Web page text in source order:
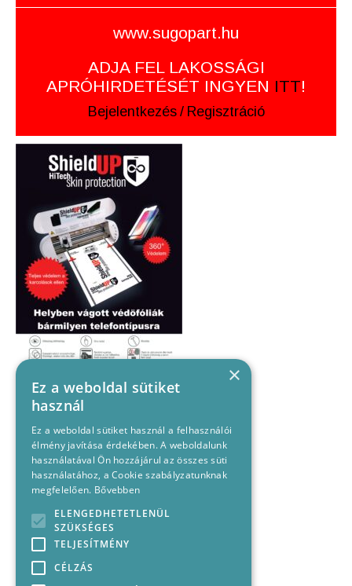
www.sugopart.hu
ADJA FEL LAKOSSÁGI
APRÓHIRDETÉSÉT INGYEN ITT!
Bejelentkezés / Regisztráció
×
Ez a weboldal sütiket
használ
Ez a weboldal sütiket használ a felhasználói
élmény javítása érdekében. A weboldalunk
használatával Ön hozzájárul az összes süti
használatához, a Cookie szabályzatunknak
megfelelően. Bővebben
ELENGEDHETETLENÜL
SZÜKSÉGES
TELJESÍTMÉNY
CÉLZÁS